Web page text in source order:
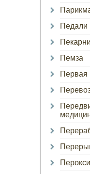
Педали
Пекарни
Пемза
Первая